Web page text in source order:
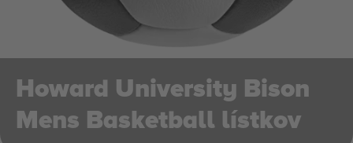
Howard University Bison
Mens Basketball lístkov